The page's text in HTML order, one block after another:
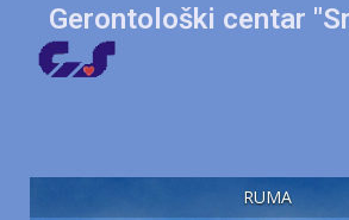
Gerontološki centar
RUMA